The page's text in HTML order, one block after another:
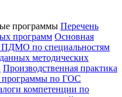
программы Перечень
программ Основная
ПДМО по специальностям
методических
Производственная практика
программы по ГОС
компетенции по